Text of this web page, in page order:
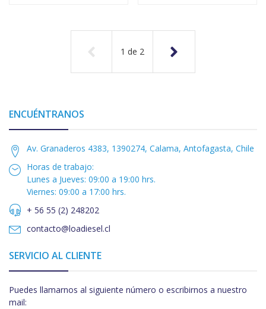
1 de 2
ENCUÉNTRANOS
Av. Granaderos 4383, 1390274, Calama, Antofagasta, Chile
Horas de trabajo:
Lunes a Jueves: 09:00 a 19:00 hrs.
Viernes: 09:00 a 17:00 hrs.
+ 56 55 (2) 248202
contacto@loadiesel.cl
SERVICIO AL CLIENTE
Puedes llamarnos al siguiente número o escribirnos a nuestro
mail: